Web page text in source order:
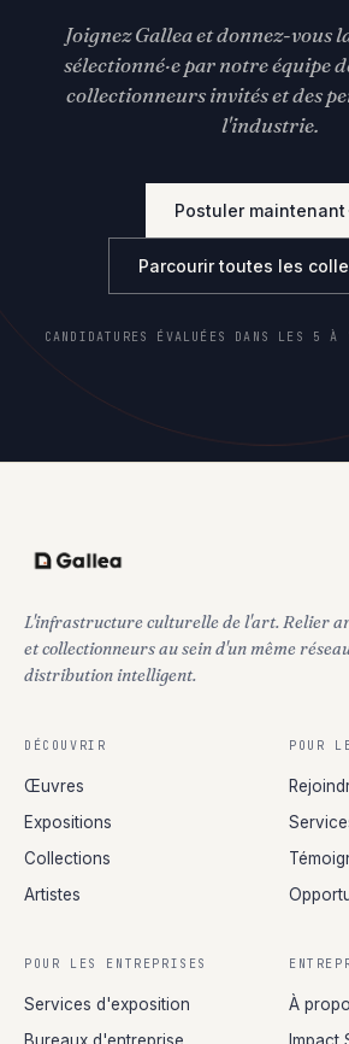
Joignez Gallea et donnez-vous
sélectionné·e par notre équipe
collectionneurs invités et des
l'industrie.
Postuler maintenant
Parcourir toutes les
CANDIDATURES ÉVALUÉES DANS LES 5 À
L'infrastructure culturelle de l'art. Relier
et collectionneurs au sein d'un même
distribution intelligent.
DÉCOUVRIR
Œuvres
Expositions
Collections
Artistes
POUR
POUR LES ENTREPRISES
Services d'exposition
Bureaux d'entreprise
À
Impact